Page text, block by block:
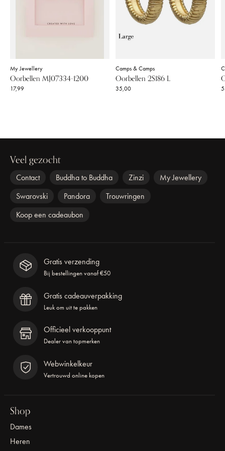
My Jewellery
Oorbellen MJ07334-1200
17,99
Camps & Camps
Oorbellen 2S186 L
35,00
Veel gezocht
Contact Buddha to Buddha Zinzi
My Jewellery
Swarovski
Pandora
Trouwringen
Koop een cadeaubon
Gratis verzending
Bij bestellingen vanaf €50
Gratis cadeauverpakking
Leuk om uit te pakken
Officieel verkooppunt
Dealer van topmerken
Webwinkelkeur
Vertrouwd online kopen
Shop
Dames
Heren